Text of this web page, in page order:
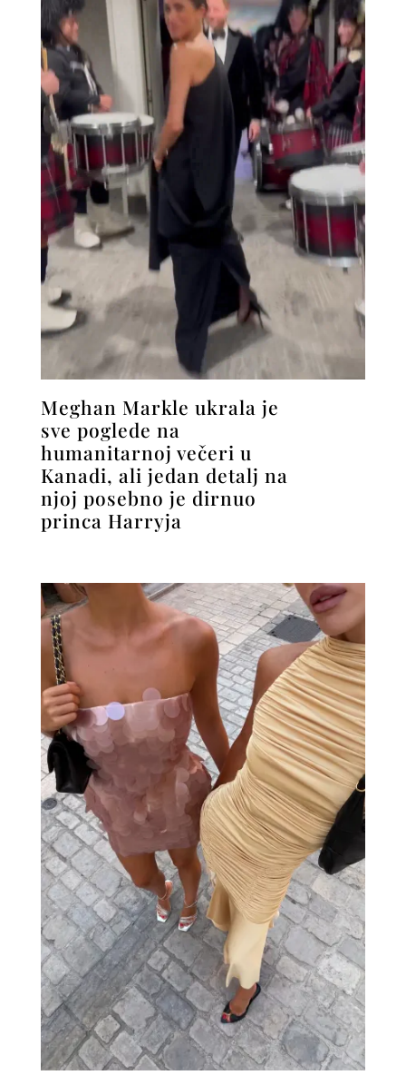
Meghan Markle ukrala je
sve poglede na
humanitarnoj večeri u
Kanadi, ali jedan detalj na
njoj posebno je dirnuo
princa Harryja